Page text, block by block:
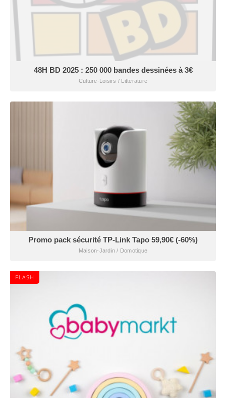
48H BD 2025 : 250 000 bandes dessinées à 3€
Culture-Loisirs / Litterature
Promo pack sécurité TP-Link Tapo 59,90€ (-60%)
Maison-Jardin / Domotique
FLASH